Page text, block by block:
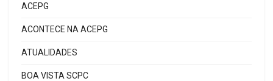
ACEPG
ACONTECE NA ACEPG
ATUALIDADES
BOA VISTA SCPC